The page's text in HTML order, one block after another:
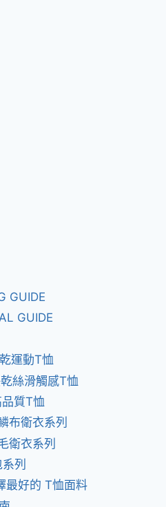
GUIDE
GUIDE
運動T恤
絲滑觸感T恤
質T恤
布衛衣系列
衛衣系列
列
最好的 T恤面料